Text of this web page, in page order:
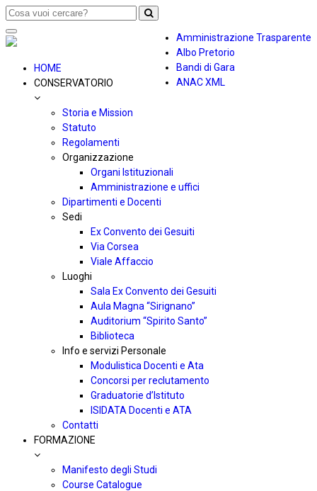
Amministrazione Trasparente
Albo Pretorio
Bandi di Gara
ANAC XML
Toggle
navigation
HOME
CONSERVATORIO
Storia e Mission
Statuto
Regolamenti
Organizzazione
Organi Istituzionali
Amministrazione e uffici
Dipartimenti e Docenti
Sedi
Ex Convento dei Gesuiti
Via Corsea
Viale Affaccio
Luoghi
Sala Ex Convento dei Gesuiti
Aula Magna “Sirignano”
Auditorium “Spirito Santo”
Biblioteca
Info e servizi Personale
Modulistica Docenti e Ata
Concorsi per reclutamento
Graduatorie d’Istituto
ISIDATA Docenti e ATA
Contatti
FORMAZIONE
Manifesto degli Studi
Course Catalogue